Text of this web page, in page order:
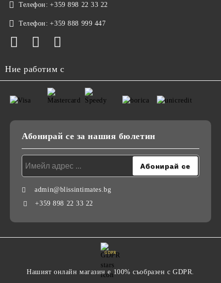
Телефон: +359 898 22 33 22
Телефон: +359 888 999 447
Ние работим с
Абонирай се за нашия бюлетин
admin@blissintimates.bg
+359 898 22 33 22
GDPR
Нашият онлайн магазин е 100% съобразен с GDPR.